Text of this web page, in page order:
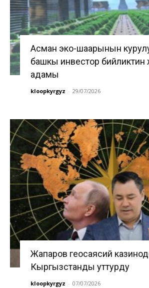
Асман эко-шаарынын
башкы инвестор
адамы
kloopkyrgyz - 29/07/2026
Жапаров геосаясий
Кыргызстанды уттурду
kloopkyrgyz - 07/07/2026